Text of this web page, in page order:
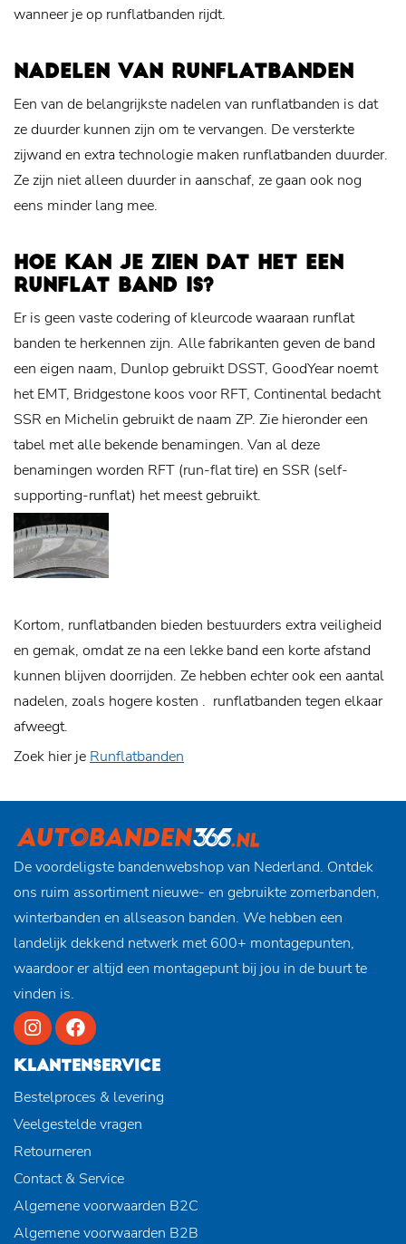
wanneer je op runflatbanden rijdt.
NADELEN VAN RUNFLATBANDEN
Een van de belangrijkste nadelen van runflatbanden is dat
ze duurder kunnen zijn om te vervangen. De versterkte
zijwand en extra technologie maken runflatbanden duurder.
Ze zijn niet alleen duurder in aanschaf, ze gaan ook nog
eens minder lang mee.
HOE KAN JE ZIEN DAT HET EEN
RUNFLAT BAND IS?
Er is geen vaste codering of kleurcode waaraan runflat
banden te herkennen zijn. Alle fabrikanten geven de band
een eigen naam, Dunlop gebruikt DSST, GoodYear noemt
het EMT, Bridgestone koos voor RFT, Continental bedacht
SSR en Michelin gebruikt de naam ZP. Zie hieronder een
tabel met alle bekende benamingen. Van al deze
benamingen worden RFT (run-flat tire) en SSR (self-
supporting-runflat) het meest gebruikt.
Kortom, runflatbanden bieden bestuurders extra veiligheid
en gemak, omdat ze na een lekke band een korte afstand
kunnen blijven doorrijden. Ze hebben echter ook een aantal
nadelen, zoals hogere kosten . runflatbanden tegen elkaar
afweegt.
Zoek hier je Runflatbanden
De voordeligste bandenwebshop van Nederland. Ontdek
ons ruim assortiment nieuwe- en gebruikte zomerbanden,
winterbanden en allseason banden. We hebben een
landelijk dekkend netwerk met 600+ montagepunten,
waardoor er altijd een montagepunt bij jou in de buurt te
vinden is.
KLANTENSERVICE
Bestelproces & levering
Veelgestelde vragen
Retourneren
Contact & Service
Algemene voorwaarden B2C
Algemene voorwaarden B2B